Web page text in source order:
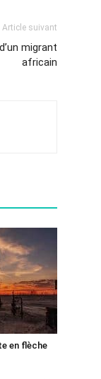
Article suivant
migrant
africain
en flèche